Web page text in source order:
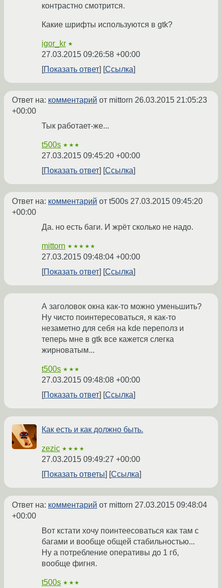
контрастно смотрится.
Какие шрифты используются в gtk?
igor_kr ★
27.03.2015 09:26:58 +00:00
Показать ответ
Ссылка
Ответ на: комментарий от mittorn 26.03.2015 21:05:23
+00:00
Тык работает-же...
t500s ★★★
27.03.2015 09:45:20 +00:00
Показать ответ
Ссылка
Ответ на: комментарий от t500s 27.03.2015 09:45:20
+00:00
Да. но есть баги. И жрёт сколько не надо.
mittorn ★★★★★
27.03.2015 09:48:04 +00:00
Показать ответ
Ссылка
А заголовок окна как-то можно уменьшить?
Ну чисто поинтересоваться, я как-то
незаметно для себя на kde переполз и
теперь мне в gtk все кажется слегка
жирноватым...
t500s ★★★
27.03.2015 09:48:08 +00:00
Показать ответ
Ссылка
Как есть и как должно быть.
zezic ★★★★
27.03.2015 09:49:27 +00:00
Показать ответы
Ссылка
Ответ на: комментарий от mittorn 27.03.2015 09:48:04
+00:00
Вот кстати хочу поинтеесоваться как там с
багами и вообще общей стабильностью...
Ну а потребление оперативы до 1 гб,
вообще фигня.
t500s ★★★